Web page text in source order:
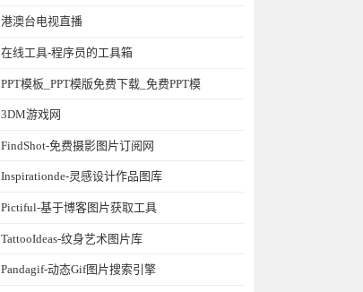
港澳台电视直播
在线工具-程序员的工具箱
PPT模板_PPT模版免费下载_免费PPT模
3DM游戏网
FindShot-免费摄影图片订阅网
Inspirationde-灵感设计作品图库
Pictiful-基于博客图片获取工具
TattooIdeas-纹身艺术图片库
Pandagif-动态Gif图片搜索引擎